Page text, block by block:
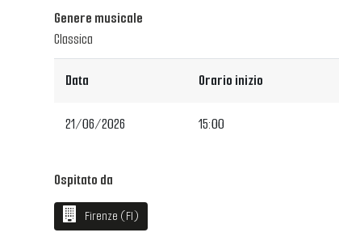
Genere musicale
Classica
Data Orario inizio
21/06/2026 15:00
Ospitato da
Firenze (FI)